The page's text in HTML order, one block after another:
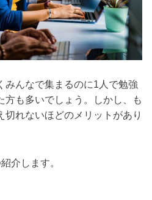
みんなで集まるのに1人で勉強
方も多いでしょう。しかし、も
切れないほどのメリットがあり
介します。